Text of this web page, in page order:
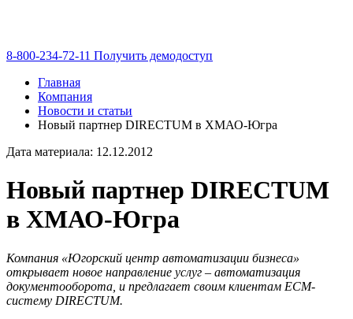
8-800-234-72-11 Получить демодоступ
Главная
Компания
Новости и статьи
Новый партнер DIRECTUM в ХМАО-Югра
Дата материала: 12.12.2012
Новый партнер DIRECTUM
в ХМАО-Югра
Компания «Югорский центр автоматизации бизнеса»
открывает новое направление услуг – автоматизация
документооборота, и предлагает своим клиентам ECM-
систему DIRECTUM.